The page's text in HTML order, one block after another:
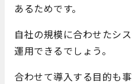
あるためです。
自社の規模に合わせたシ
運用できるでしょう。
合わせて導入する目的も